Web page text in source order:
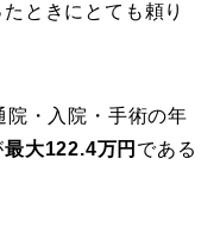
ときにとても頼り
・入院・手術の年
最大122.4万円 である